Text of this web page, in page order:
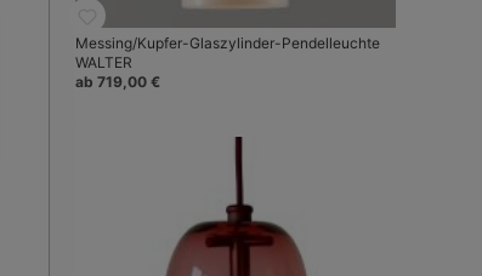
Messing/Kupfer-Glaszylinder-Pendelleuchte
WALTER
ab 719,00 €